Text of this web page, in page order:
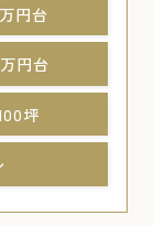
円台
円台
坪